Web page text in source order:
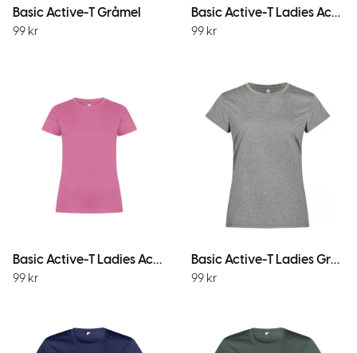
Basic Active-T Gråmel
99 kr
Basic Active-T Ladies Active Green
99 kr
Basic Active-T Ladies Active Pink
99 kr
Basic Active-T Ladies Gråmel
99 kr